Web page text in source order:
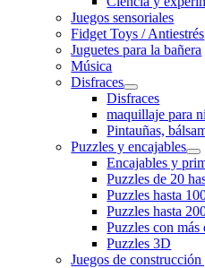
Juegos sensoriales
Fidget Toys / Antiestrés
Juguetes para la bañera
Música
Disfraces
Disfraces
maquillaje para
Pintauñas,
Puzzles y encajables
Encajables y
Puzzles de 20
Puzzles hasta
Puzzles hasta
Puzzles con más
Puzzles 3D
Juegos de